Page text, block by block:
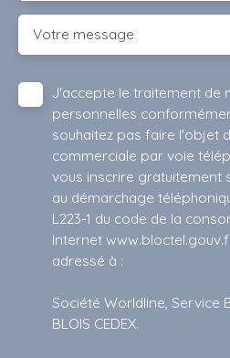
Votre message
J'accepte le traitement de
personnelles
souhaitez pas faire l'objet
commerciale par voie
vous inscrire gratuitement
au démarchage
L223-1 du code de la
Internet
adressé à :
Société Worldline, Service
BLOIS CEDEX.